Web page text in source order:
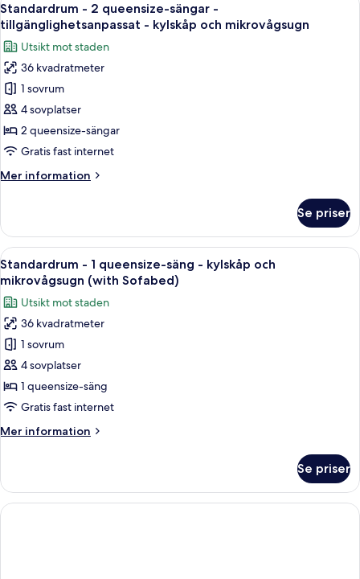
queensize-
säng
kylskåp
och
mikrovågsugn
(Pet
Friendly)
alla
foton
för
Standardrum
-
2
queensize-
sängar
tillgänglighetsanpassat
och
mikrovågsugn
4
Standardrum - 2 queensize-sängar -
tillgänglighetsanpassat - kylskåp och mikrovågsugn
Utsikt mot staden
36 kvadratmeter
1 sovrum
4 sovplatser
2 queensize-sängar
Gratis fast internet
Mer information
Mer
-
queensize-
sängar
tillgänglighetsanpassat
kylskåp
och
mikrovågsugn
Se priser
Öppna
alla
foton
för
Standardrum
-
1
queensize-
säng
kylskåp
(with
Sofabed)
Ett hotellrum med en stor säng, ett
8
Standardrum - 1 queensize-säng - kylskåp och
mikrovågsugn (with Sofabed)
Utsikt mot staden
36 kvadratmeter
1 sovrum
4 sovplatser
1 queensize-säng
Gratis fast internet
Mer information
Mer
-
queensize-
Se priser